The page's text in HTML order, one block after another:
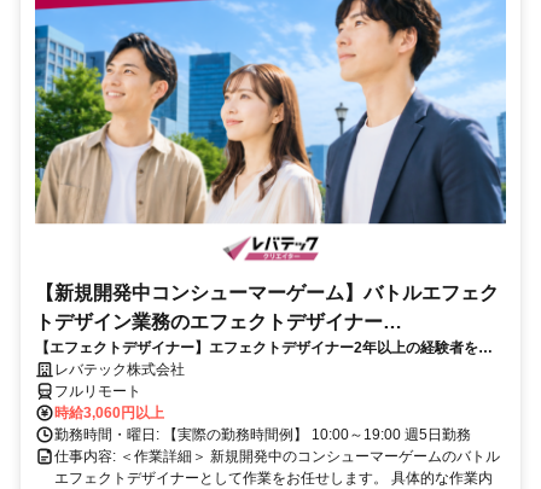
【新規開発中コンシューマーゲーム】バトルエフェク
トデザイン業務のエフェクトデザイナー
_LTCR187574_CP_CRG
【エフェクトデザイナー】エフェクトデザイナー2年以上の経験者を歓
迎！キャリアアップを目指したい方も大歓迎♪
レバテック株式会社
フルリモート
時給3,060円以上
勤務時間・曜日: 【実際の勤務時間例】 10:00～19:00 週5日勤務
仕事内容: ＜作業詳細＞ 新規開発中のコンシューマーゲームのバトル
エフェクトデザイナーとして作業をお任せします。 具体的な作業内